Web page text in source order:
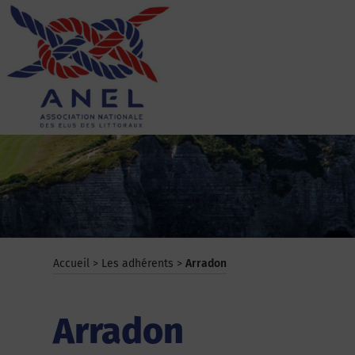
Aller
contenu
ANEL
Accueil > Les adhérents > Arradon
Arradon